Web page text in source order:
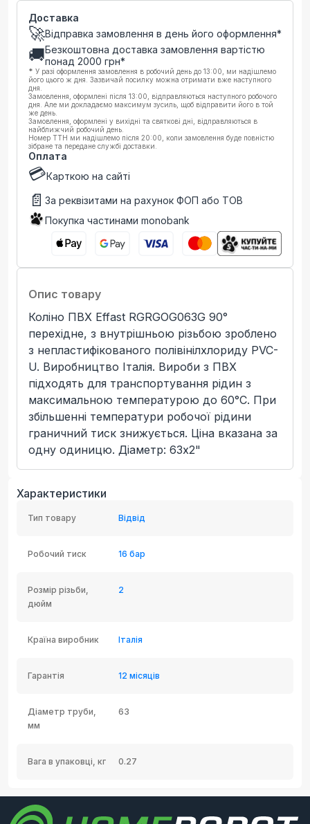
Доставка
🚀Відправка замовлення в день його оформлення*
🚚Безкоштовна доставка замовлення вартістю
понад 2000 грн*
* У разі оформлення замовлення в робочий день до 13:00, ми надішлемо
його цього ж дня. Зазвичай посилку можна отримати вже наступного
дня.
Замовлення, оформлені після 13:00, відправляються наступного робочого
дня. Але ми докладаємо максимум зусиль, щоб відправити його в той
же день.
Замовлення, оформлені у вихідні та святкові дні, відправляються в
найближчий робочий день.
Номер ТТН ми надішлемо після 20:00, коли замовлення буде повністю
зібране та передане службі доставки.
Оплата
💳Карткою на сайті
📄 За реквізитами на рахунок ФОП або ТОВ
Покупка частинами monobank
Опис товару
Коліно ПВХ Effast RGRGOG063G 90°
перехідне, з внутрішньою різьбою зроблено
з непластифікованого полівінілхлориду PVC-
U. Виробництво Італія. Вироби з ПВХ
підходять для транспортування рідин з
максимальною температурою до 60°C. При
збільшенні температури робочої рідини
граничний тиск знижується. Ціна вказана за
одну одиницю. Діаметр: 63x2"
Характеристики
Тип товару Відвід
Робочий тиск 16 бар
Розмір різьби,
дюйм
2
Країна виробник Італія
Гарантія 12 місяців
Діаметр труби,
мм
63
Вага в упаковці, кг 0.27